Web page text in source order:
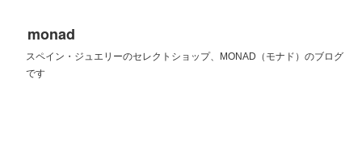
monad
スペイン・ジュエリーのセレクトショップ、MONAD（モナド）のブログ
です